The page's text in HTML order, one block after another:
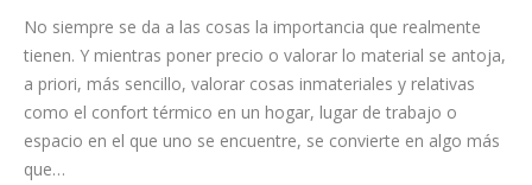
No siempre se da a las cosas la importancia que realmente
tienen. Y mientras poner precio o valorar lo material se antoja,
a priori, más sencillo, valorar cosas inmateriales y relativas
como el confort térmico en un hogar, lugar de trabajo o
espacio en el que uno se encuentre, se convierte en algo más
que…